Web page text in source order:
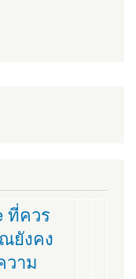
ที่ควร
ยังคง
วาม